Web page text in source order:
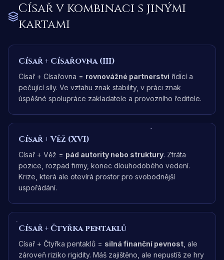
Císařv kombinaci s jinými
kartami
Císař+ Císařovna (III)
Císař + Císařovna = rovnovážné partnerství řídící a
pečující síly. Ve vztahu znak stability, v práci znak
úspěšné spolupráce zakladatele a provozního ředitele.
Císař+Věž (XVI)
Císař + Věž = pád autority nebo struktury. Ztráta
pozice, rozpad firmy, konec dlouhodobého vedení.
Krize, která ale otevírá prostor pro svobodnější
uspořádání.
Císař+Čtyřka pentaklů
Císař + Čtyřka pentaklů = silná finanční pevnost , ale
zároveň riziko rigidity. Máš zajištěno, ale nepustíš ze hry